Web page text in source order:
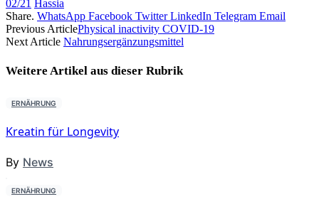
02/21 Hassia
Share. WhatsApp Facebook Twitter LinkedIn Telegram Email
Previous ArticlePhysical inactivity COVID-19
Next Article Nahrungsergänzungsmittel
Weitere Artikel aus dieser Rubrik
ERNÄHRUNG
Kreatin für Longevity
By News
ERNÄHRUNG